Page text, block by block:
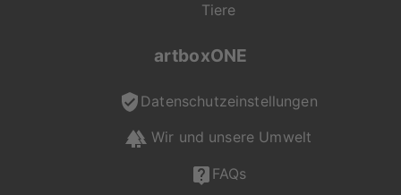
Tiere
artboxONE
Datenschutzeinstellungen
Wir und unsere Umwelt
FAQs